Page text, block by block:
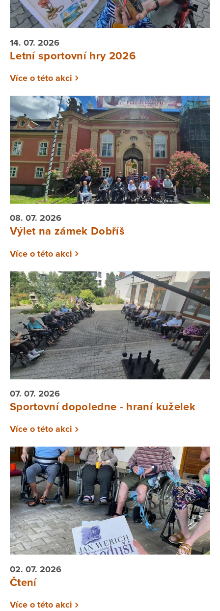
14. 07. 2026
Letní sportovní hry 2026
Více o této akci
08. 07. 2026
Výlet na zámek Dobříš
Více o této akci
07. 07. 2026
Sportovní dopoledne - hraní kuželek
Více o této akci
02. 07. 2026
Čtení
Více o této akci